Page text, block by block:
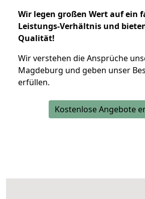
Wir legen großen Wert auf ein
Leistungs-Verhältnis und
Qualität!
Wir verstehen die Ansprüche
Magdeburg und geben unser
erfüllen.
Kostenlose Angebote